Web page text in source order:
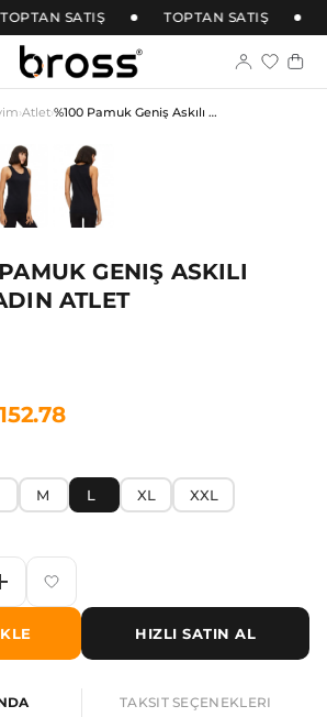
TOPTAN SATIŞ TOPTAN SATIŞ
›Atlet› %100 Pamuk Geniş Askılı Dantelli Kadın Atlet
GENIŞ ASKILI
ATLET
M L XL XXL
HIZLI SATIN AL
TAKSIT SEÇENEKLERI